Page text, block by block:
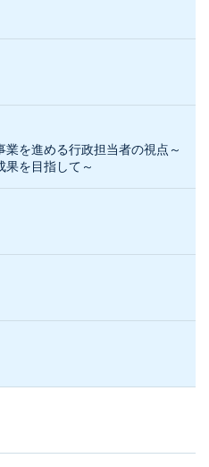
業を進める行政担当者の視点～
果を目指して～